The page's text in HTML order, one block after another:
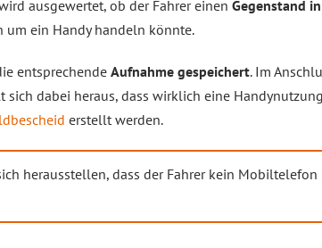
ausgewertet, ob der Fahrer einen Gegenstand
um ein Handy handeln könnte.
entsprechende Aufnahme gespeichert. Im
sich dabei heraus, dass wirklich eine
erstellt werden.
herausstellen, dass der Fahrer kein